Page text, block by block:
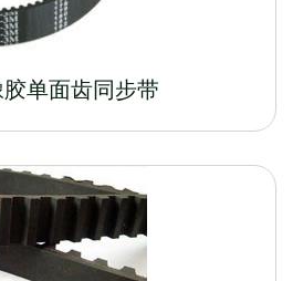
单面齿同步带